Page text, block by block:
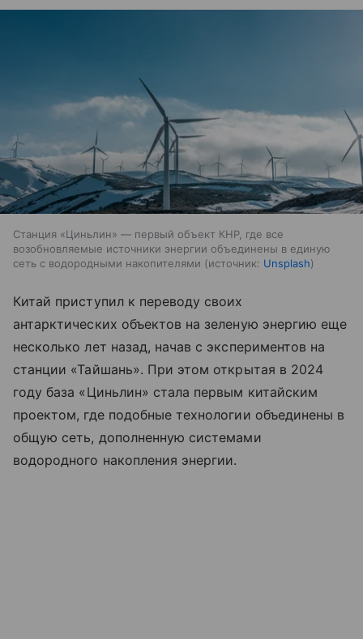
Станция «Циньлин» — первый объект КНР, где все
возобновляемые источники энергии объединены в единую
сеть с водородными накопителями
источник: Unsplash
Китай приступил к переводу своих
антарктических объектов на зеленую энергию еще
несколько лет назад, начав с экспериментов на
станции «Тайшань». При этом открытая в 2024
году база «Циньлин» стала первым китайским
проектом, где подобные технологии объединены в
общую сеть, дополненную системами
водородного накопления энергии.